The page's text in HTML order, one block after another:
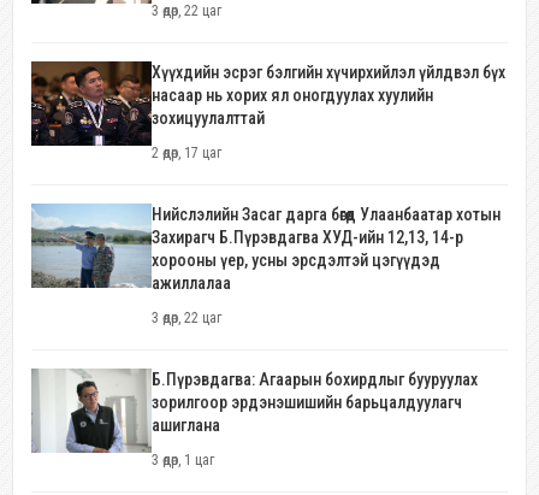
3 өдөр, 22 цаг
Хүүхдийн эсрэг бэлгийн хүчирхийлэл үйлдвэл бүх
насаар нь хорих ял оногдуулах хуулийн
зохицуулалттай
2 өдөр, 17 цаг
Нийслэлийн Засаг дарга бөгөөд Улаанбаатар хотын
Захирагч Б.Пүрэвдагва ХУД-ийн 12,13, 14-р
хорооны үер, усны эрсдэлтэй цэгүүдэд
ажиллалаа
3 өдөр, 22 цаг
Б.Пүрэвдагва: Агаарын бохирдлыг бууруулах
зорилгоор эрдэнэшишийн барьцалдуулагч
ашиглана
3 өдөр, 1 цаг